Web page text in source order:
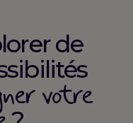
de
votre